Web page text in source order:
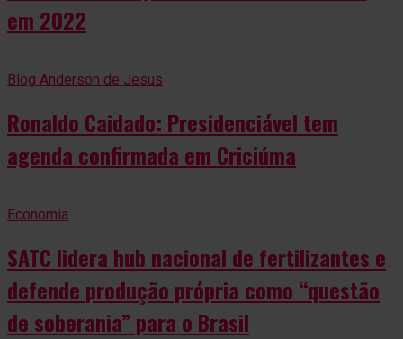
em 2022
Blog Anderson de Jesus
Ronaldo Caidado: Presidenciável tem
agenda confirmada em Criciúma
Economia
SATC lidera hub nacional de fertilizantes e
defende produção própria como “questão
de soberania” para o Brasil